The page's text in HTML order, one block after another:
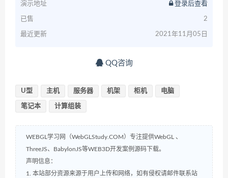
演示地址 登录后查看
已售 2
最近更新 2021年11月05日
QQ咨询
U型 主机 服务器 机架 柜机 电脑
笔记本 计算组装
WEBGL学习网（WebGLStudy.COM）专注提供WebGL 、
ThreeJS、BabylonJS等WEB3D开发案例源码下载。
声明信息：
1. 本站部分资源来源于用户上传和网络，如有侵权请邮件联系站